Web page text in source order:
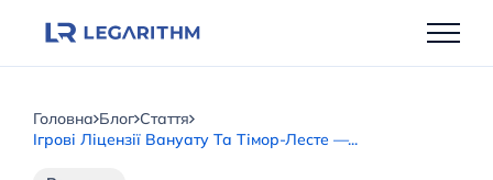
Головна Блог Стаття
Ігрові Ліцензії Вануату Та Тімор-Лесте —...